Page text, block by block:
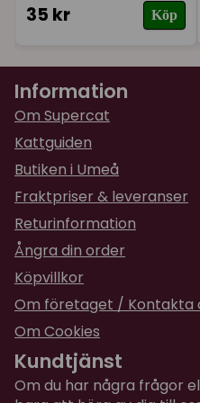
Monika
Den var /tydligen/ inte
katten.
Jeanette
Catarina
för 1 år sedan
Lilian
för 1 år sedan
Den fick sig en omgång
Kristina
för 1 år sedan
35 kr Köp
Information
Om Supercat
Kattguiden
Butiken i Umeå
Fraktpriser & leveranser
Returinformation
Ångra din order
Köpvillkor
Om företaget / Kontakta
Om Cookies
Kundtjänst
Om du har några frågor